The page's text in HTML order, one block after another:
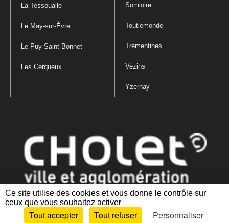
Ce site utilise des cookies et vous donne le contrôle sur
ceux que vous souhaitez activer
Tout accepter Tout refuser Personnaliser
La Tessoualle
Le May-sur-Èvre
Le Puy-Saint-Bonnet
Les Cerqueux
Somloire
Toutlemonde
Trémentines
Vezins
Yzernay
Mentions légales|Politique de confidentialité
des cookies |Plan du site Accessibilité : partiellement conforme